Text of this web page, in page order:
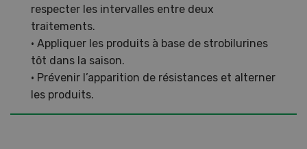
respecter les intervalles entre deux
traitements.
• Appliquer les produits à base de strobilurines
tôt dans la saison.
• Prévenir l’apparition de résistances et alterner
les produits.